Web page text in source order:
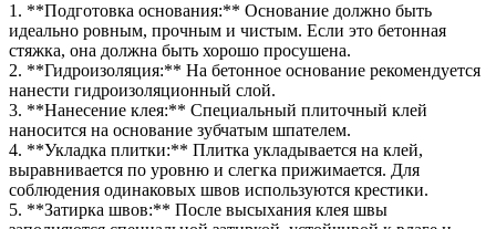
1. **Подготовка основания:** Основание должно быть
идеально ровным, прочным и чистым. Если это бетонная
стяжка, она должна быть хорошо просушена.
2. **Гидроизоляция:** На бетонное основание рекомендуется
нанести гидроизоляционный слой.
3. **Нанесение клея:** Специальный плиточный клей
наносится на основание зубчатым шпателем.
4. **Укладка плитки:** Плитка укладывается на клей,
выравнивается по уровню и слегка прижимается. Для
соблюдения одинаковых швов используются крестики.
5. **Затирка швов:** После высыхания клея швы